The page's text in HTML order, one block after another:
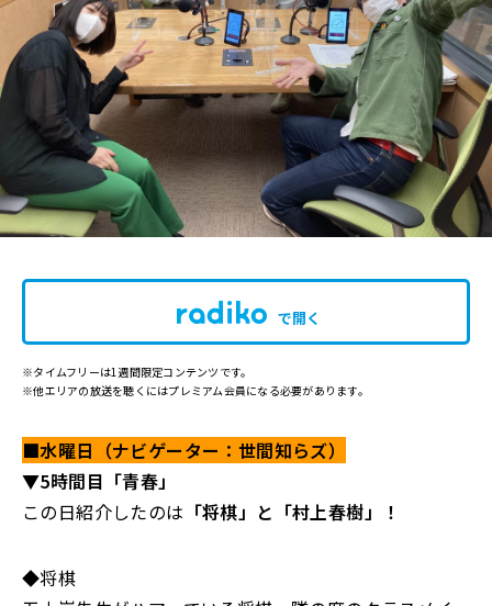
で開く
※タイムフリーは1週間限定コンテンツです。
※他エリアの放送を聴くにはプレミアム会員になる必要があります。
■水曜日（ナビゲーター：世間知らズ）
▼5時間目「青春」
この日紹介したのは 「将棋」と「村上春樹」！
◆将棋